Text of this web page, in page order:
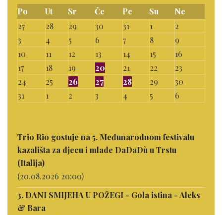
Po
Ut Sr Če Pe Su
Ne
27
28 29 30 31 1
2
3
4 5 6 7 8
9
10
11 12 13 14 15
16
17
18 19 20 21 22
23
24
25 26 27 28 29
30
31
1 2 3 4 5 6
Trio Rio gostuje na 5. Međunarodnom festivalu
kazališta za djecu i mlade DaDaDù u Trstu
(Italija)
(20.08.2026 20:00)
3. DANI SMIJEHA U POŽEGI - Gola istina - Aleks
& Bara